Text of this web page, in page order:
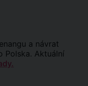
a návrat
Polska. Aktuální